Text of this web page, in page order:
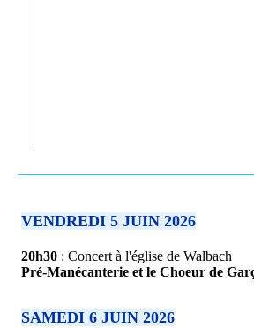
VENDREDI 5 JUIN 2026
20h30 : Concert à l'église de Walbach
Pré-Manécanterie et le Choeur de
SAMEDI 6 JUIN 2026